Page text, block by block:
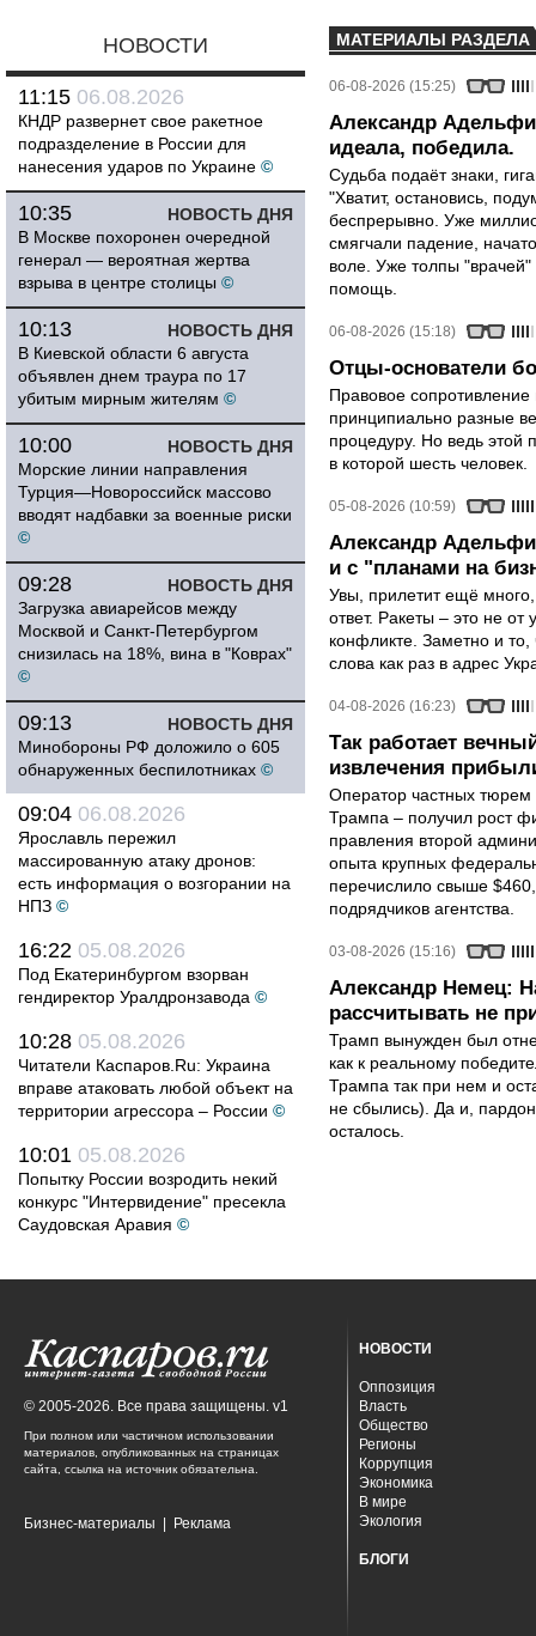
НОВОСТИ
11:15 06.08.2026
КНДР развернет свое ракетное
подразделение в России для
нанесения ударов по Украине ©
НОВОСТЬ ДНЯ
10:35
В Москве похоронен очередной
генерал — вероятная жертва
взрыва в центре столицы ©
НОВОСТЬ ДНЯ
10:13
В Киевской области 6 августа
объявлен днем траура по 17
убитым мирным жителям ©
НОВОСТЬ ДНЯ
10:00
Морские линии направления
Турция—Новороссийск массово
вводят надбавки за военные риски
©
НОВОСТЬ ДНЯ
09:28
Загрузка авиарейсов между
Москвой и Санкт-Петербургом
снизилась на 18%, вина в "Коврах"
©
НОВОСТЬ ДНЯ
09:13
Минобороны РФ доложило о 605
обнаруженных беспилотниках ©
09:04 06.08.2026
Ярославль пережил
массированную атаку дронов:
есть информация о возгорании на
НПЗ ©
16:22 05.08.2026
Под Екатеринбургом взорван
гендиректор Уралдронзавода ©
10:28 05.08.2026
Читатели Каспаров.Ru: Украина
вправе атаковать любой объект на
территории агрессора – России ©
10:01 05.08.2026
Попытку России возродить некий
конкурс "Интервидение" пресекла
Саудовская Аравия ©
МАТЕРИАЛЫ РАЗДЕЛА
06-08-2026 (15:25)
Александр
идеала, победила.
Судьба подаёт знаки,
"Хватит, остановись,
беспрерывно. Уже
смягчали падение,
воле. Уже толпы
помощь.
06-08-2026 (15:18)
Отцы-основатели
Правовое
принципиально разные
процедуру. Но ведь этой
в которой шесть человек.
05-08-2026 (10:59)
Александр
и с "планами на
Увы, прилетит ещё
ответ. Ракеты – это не от
конфликте. Заметно и
слова как раз в адрес
04-08-2026 (16:23)
Так работает
извлечения
Оператор частных тюрем
Трампа – получил рост
правления второй
опыта крупных
перечислило свыше
подрядчиков агентства.
03-08-2026 (15:16)
Александр Немец:
рассчитывать не
Трамп вынужден был
как к реальному
Трампа так при нем и
не сбылись). Да и,
осталось.
© 2005-2026. Все права защищены. v1
При полном или частичном использовании
материалов, опубликованных на страницах
сайта, ссылка на источник обязательна.
Бизнес-материалы Реклама
НОВОСТИ
Оппозиция
Власть
Общество
Регионы
Коррупция
Экономика
В мире
Экология
БЛОГИ